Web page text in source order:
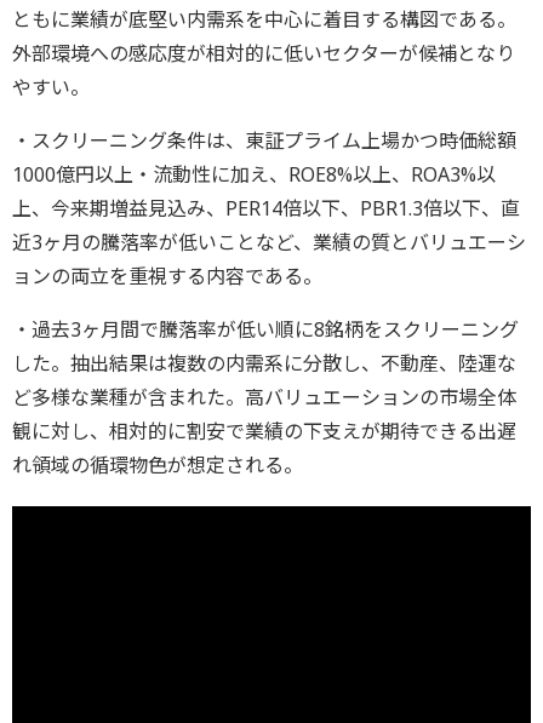
ともに業績が底堅い内需系を中心に着目する構図である。
外部環境への感応度が相対的に低いセクターが候補となり
やすい。
・スクリーニング条件は、東証プライム上場かつ時価総額
1000億円以上・流動性に加え、ROE8%以上、ROA3%以
上、今来期増益見込み、PER14倍以下、PBR1.3倍以下、直
近3ヶ月の騰落率が低いことなど、業績の質とバリュエーシ
ョンの両立を重視する内容である。
・過去3ヶ月間で騰落率が低い順に8銘柄をスクリーニング
した。抽出結果は複数の内需系に分散し、不動産、陸運な
ど多様な業種が含まれた。高バリュエーションの市場全体
観に対し、相対的に割安で業績の下支えが期待できる出遅
れ領域の循環物色が想定される。